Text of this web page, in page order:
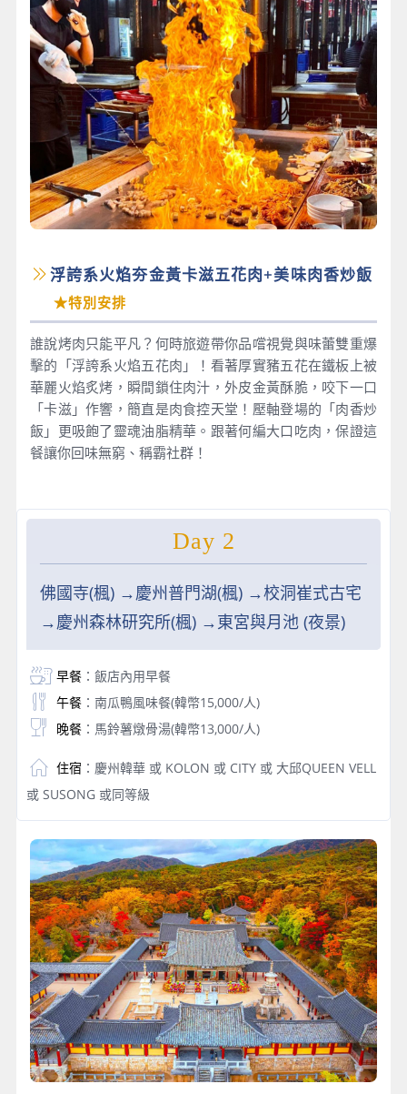
浮誇系火焰夯金黃卡滋五花肉+美味肉香炒飯
★特別安排
誰說烤肉只能平凡？何時旅遊帶你品嚐視覺與味蕾雙重爆
擊的「浮誇系火焰五花肉」！看著厚實豬五花在鐵板上被
華麗火焰炙烤，瞬間鎖住肉汁，外皮金黃酥脆，咬下一口
「卡滋」作響，簡直是肉食控天堂！壓軸登場的「肉香炒
飯」更吸飽了靈魂油脂精華。跟著何編大口吃肉，保證這
餐讓你回味無窮、稱霸社群！
Day 2
佛國寺(楓) →慶州普門湖(楓) →校洞崔式古宅
→慶州森林研究所(楓) →東宮與月池 (夜景)
早餐：飯店內用早餐
午餐：南瓜鴨風味餐(韓幣15,000/人)
晚餐：馬鈴薯燉骨湯(韓幣13,000/人)
住宿 ：慶州韓華 或 KOLON 或 CITY 或 大邱QUEEN VELL
或 SUSONG 或同等級